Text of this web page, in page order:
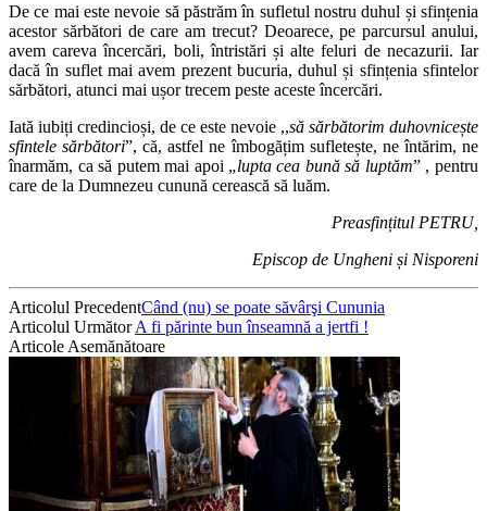
De ce mai este nevoie să păstrăm în sufletul nostru duhul și sfințenia
acestor sărbători de care am trecut? Deoarece, pe parcursul anului,
avem careva încercări, boli, întristări și alte feluri de necazurii. Iar
dacă în suflet mai avem prezent bucuria, duhul și sfințenia sfintelor
sărbători, atunci mai ușor trecem peste aceste încercări.
Iată iubiți credincioși, de ce este nevoie ,,să sărbătorim duhovnicește
sfintele sărbători”, că, astfel ne îmbogățim sufletește, ne întărim, ne
înarmăm, ca să putem mai apoi „lupta cea bună să luptăm” , pentru
care de la Dumnezeu cunună cerească să luăm.
Preasfințitul PETRU,
Episcop de Ungheni și Nisporeni
Articolul PrecedentCând (nu) se poate săvârşi Cununia
Articolul UrmătorA fi părinte bun înseamnă a jertfi !
Articole Asemănătoare